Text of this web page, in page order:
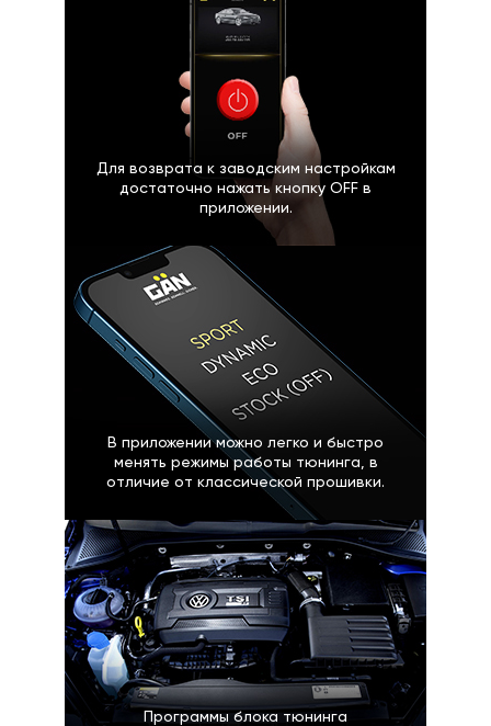
Для возврата к заводским настройкам
достаточно нажать кнопку OFF в
приложении.
В приложении можно легко и быстро
менять режимы работы тюнинга, в
отличие от классической прошивки.
Программы блока тюнинга